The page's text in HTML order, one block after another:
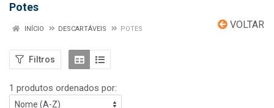
Potes
VOLTAR
INÍCIO DESCARTÁVEIS POTES
Filtros
1 produtos ordenados por: